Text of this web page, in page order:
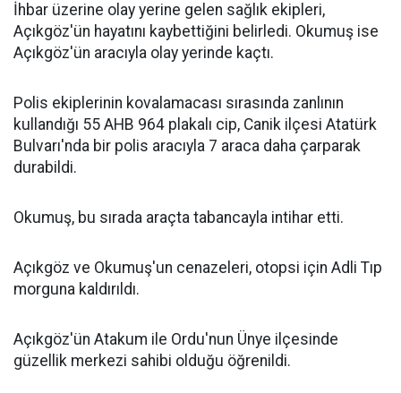
İhbar üzerine olay yerine gelen sağlık ekipleri,
Açıkgöz'ün hayatını kaybettiğini belirledi. Okumuş ise
Açıkgöz'ün aracıyla olay yerinde kaçtı.
Polis ekiplerinin kovalamacası sırasında zanlının
kullandığı 55 AHB 964 plakalı cip, Canik ilçesi Atatürk
Bulvarı'nda bir polis aracıyla 7 araca daha çarparak
durabildi.
Okumuş, bu sırada araçta tabancayla intihar etti.
Açıkgöz ve Okumuş'un cenazeleri, otopsi için Adli Tıp
morguna kaldırıldı.
Açıkgöz'ün Atakum ile Ordu'nun Ünye ilçesinde
güzellik merkezi sahibi olduğu öğrenildi.